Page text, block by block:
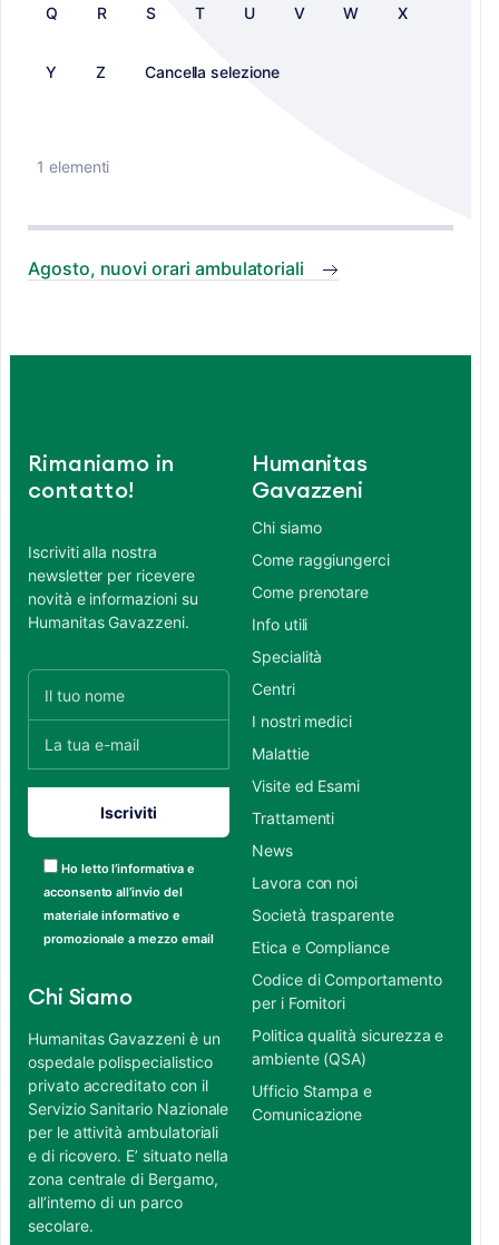
Q R S T U V W X
Y Z Cancella selezione
1 elementi
Agosto, nuovi orari ambulatoriali
Rimaniamo in
contatto!
Iscriviti alla nostra
newsletter per ricevere
novità e informazioni su
Humanitas Gavazzeni.
Ho letto l’informativa e
acconsento all’invio del
materiale informativo e
promozionale a mezzo email
Chi Siamo
Humanitas Gavazzeni è un
ospedale polispecialistico
privato accreditato con il
Servizio Sanitario Nazionale
per le attività ambulatoriali
e di ricovero. E’ situato nella
zona centrale di Bergamo,
all’interno di un parco
secolare.
Humanitas
Gavazzeni
Chi siamo
Come raggiungerci
Come prenotare
Info utili
Specialità
Centri
I nostri medici
Malattie
Visite ed Esami
Trattamenti
News
Lavora con noi
Società trasparente
Etica e Compliance
Codice di Comportamento
per i Fornitori
Politica qualità sicurezza e
ambiente (QSA)
Ufficio Stampa e
Comunicazione